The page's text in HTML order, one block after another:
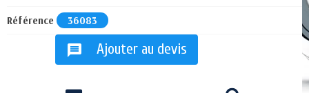
Référence 36083
message Ajouter au devis